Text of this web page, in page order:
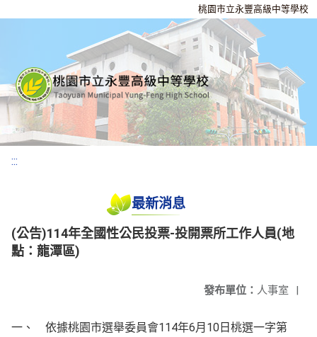
桃園市立永豐高級中等學校
:::
最新消息
(公告)114年全國性公民投票-投開票所工作人員(地
點：龍潭區)
發布單位： 人事室 |
一、 依據桃園市選舉委員會114年6月10日桃選一字第